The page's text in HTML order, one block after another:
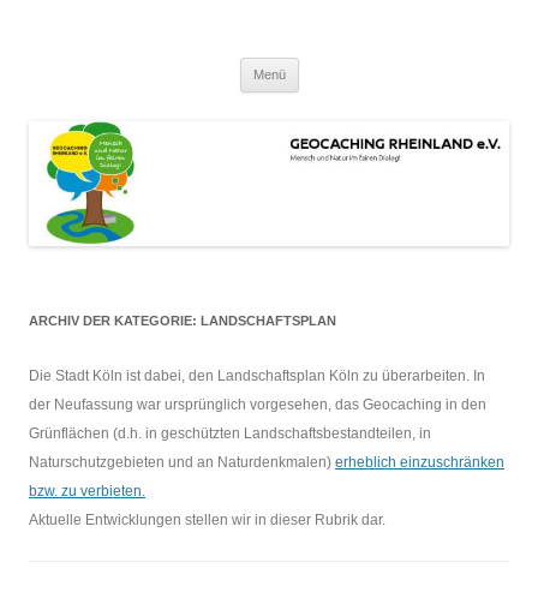
Menü
ARCHIV DER KATEGORIE: LANDSCHAFTSPLAN
Die Stadt Köln ist dabei, den Landschaftsplan Köln zu überarbeiten. In
der Neufassung war ursprünglich vorgesehen, das Geocaching in den
Grünflächen (d.h. in geschützten Landschaftsbestandteilen, in
Naturschutzgebieten und an Naturdenkmalen) erheblich einzuschränken
bzw. zu verbieten.
Aktuelle Entwicklungen stellen wir in dieser Rubrik dar.